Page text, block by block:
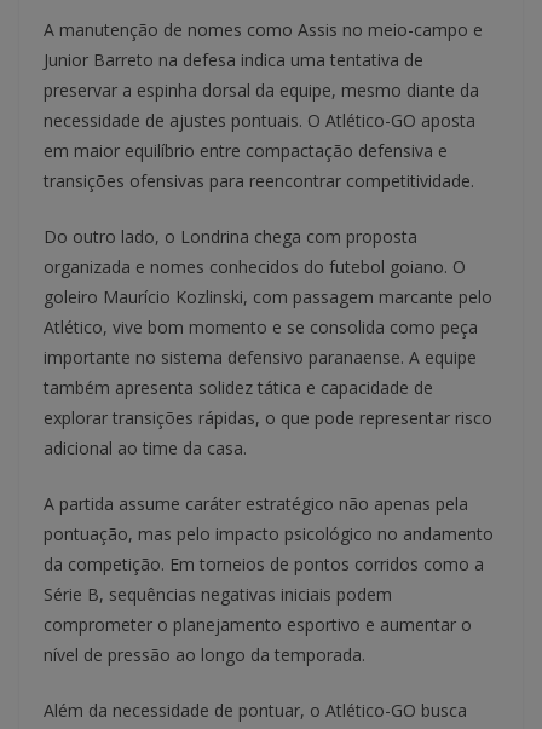
A manutenção de nomes como Assis no meio-campo e
Junior Barreto na defesa indica uma tentativa de
preservar a espinha dorsal da equipe, mesmo diante da
necessidade de ajustes pontuais. O Atlético-GO aposta
em maior equilíbrio entre compactação defensiva e
transições ofensivas para reencontrar competitividade.
Do outro lado, o Londrina chega com proposta
organizada e nomes conhecidos do futebol goiano. O
goleiro Maurício Kozlinski, com passagem marcante pelo
Atlético, vive bom momento e se consolida como peça
importante no sistema defensivo paranaense. A equipe
também apresenta solidez tática e capacidade de
explorar transições rápidas, o que pode representar risco
adicional ao time da casa.
A partida assume caráter estratégico não apenas pela
pontuação, mas pelo impacto psicológico no andamento
da competição. Em torneios de pontos corridos como a
Série B, sequências negativas iniciais podem
comprometer o planejamento esportivo e aumentar o
nível de pressão ao longo da temporada.
Além da necessidade de pontuar, o Atlético-GO busca